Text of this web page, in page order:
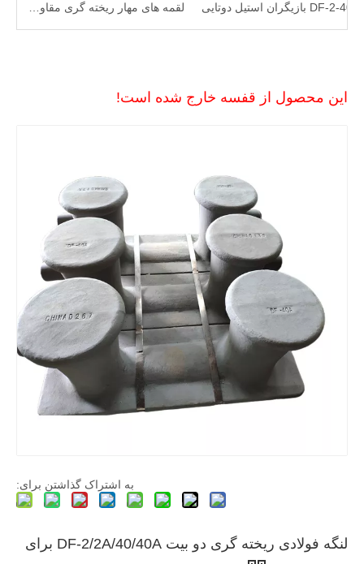
DF-2-40A بازیگران استیل دوتایی لقمه های پهلوگیری با استحکام بالا برای دریانوردی
این محصول از قفسه خارج شده است!
به اشتراک گذاشتن برای:
لنگه فولادی ریخته گری دو بیت DF-2/2A/40/40A برای